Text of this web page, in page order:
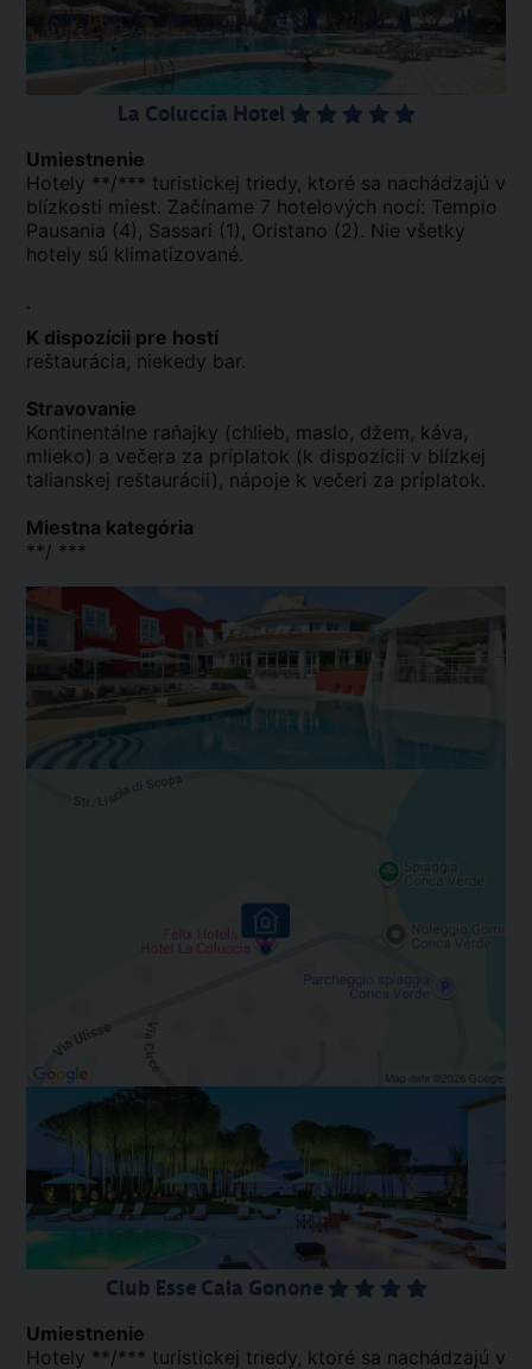
La Coluccia Hotel
Umiestnenie
Hotely **/*** turistickej triedy, ktoré sa nachádzajú v
blízkosti miest. Začíname 7 hotelových nocí: Tempio
Pausania (4), Sassari (1), Oristano (2). Nie všetky
hotely sú klimatizované.
.
K dispozícii pre hostí
reštaurácia, niekedy bar.
Stravovanie
Kontinentálne raňajky (chlieb, maslo, džem, káva,
mlieko) a večera za príplatok (k dispozícii v blízkej
talianskej reštaurácii), nápoje k večeri za príplatok.
Miestna kategória
**/ ***
Club Esse Cala Gonone
Umiestnenie
Hotely **/*** turistickej triedy, ktoré sa nachádzajú v